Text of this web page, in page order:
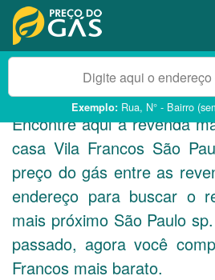
Exemplo: Rua, N° - Bairro
Encontre aqui a revenda
casa Vila Francos São
preço do gás entre as
endereço para buscar o
mais próximo São Paulo
passado, agora você
Francos mais barato.